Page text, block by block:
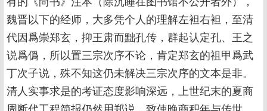
魏晋以下的经师，大多凭个人的理解左袒右袒，至清
代因爲崇郑玄，抑王肃而黜孔传，群起认定孔、王之
说爲僞，所以置三宗次序不论，肯定郑玄的祖甲爲武
丁次子说，殊不知这仍未解决三宗次序的文本是非。
清人实事求是的考证态度影响深远，上世纪末的夏商